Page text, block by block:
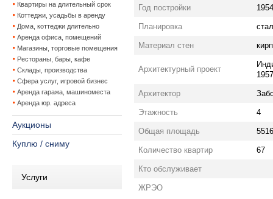
Квартиры на длительный срок
Коттеджи, усадьбы в аренду
Дома, коттеджи длительно
Аренда офиса, помещений
Магазины, торговые помещения
Рестораны, бары, кафе
Склады, производства
Сфера услуг, игровой бизнес
Аренда гаража, машиноместа
Аренда юр. адреса
Аукционы
Куплю / сниму
Услуги
Год постройки 1954
Планировка
Материал стен
Архитектурный проект
Архитектор
Этажность 4
Общая площадь
Количество квартир 67
Кто обслуживает
ЖРЭО